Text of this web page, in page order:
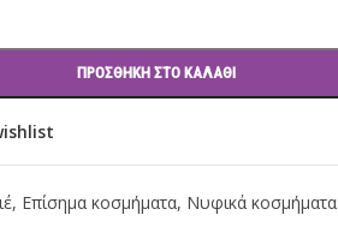
ΠΡΟΣΘΉΚΗ ΣΤΟ ΚΑΛΆΘΙ
, Επίσημα κοσμήματα, Νυφικά κοσμήματα